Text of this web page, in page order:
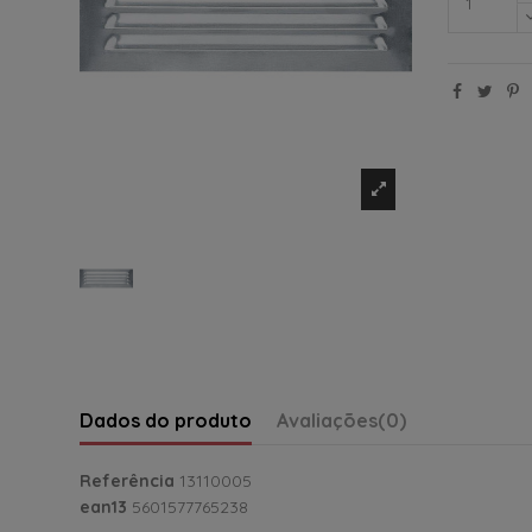
Dados do produto Avaliações(0)
Referência 13110005
ean13 5601577765238